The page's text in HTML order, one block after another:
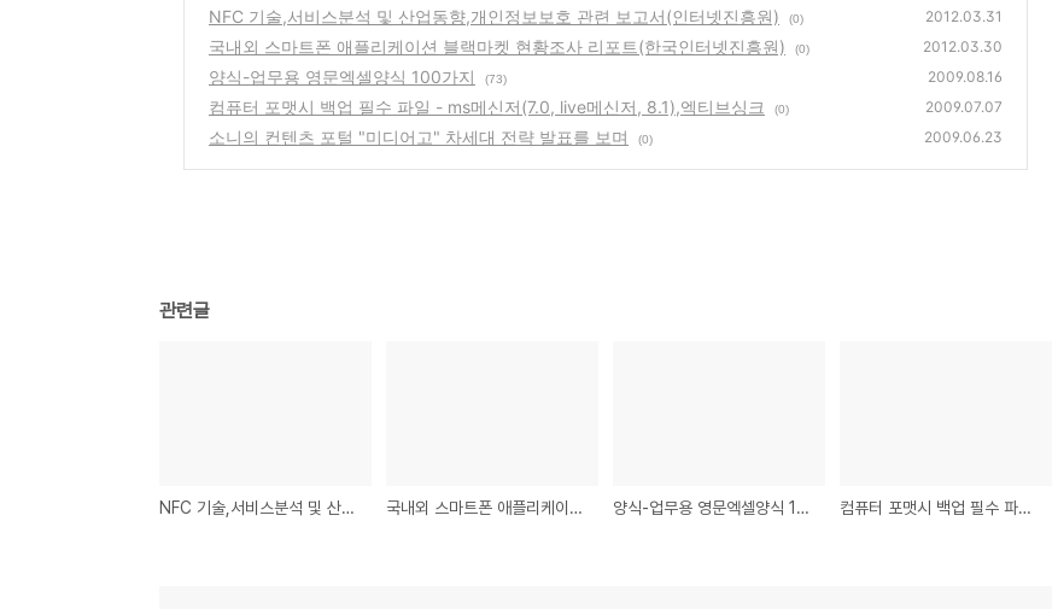
NFC 기술,서비스분석 및 산업동향,개인정보보호 관련 보고서(인터넷진흥원) (0) 2012.03.31
국내외 스마트폰 애플리케이션 블랙마켓 현황조사 리포트(한국인터넷진흥원) (0) 2012.03.30
양식-업무용 영문엑셀양식 100가지 (73) 2009.08.16
컴퓨터 포맷시 백업 필수 파일 - ms메신저(7.0, live메신저, 8.1),엑티브싱크 (0) 2009.07.07
소니의 컨텐츠 포털 "미디어고" 차세대 전략 발표를 보며 (0) 2009.06.23
관련글
NFC 기술,서비스분석 및 산업동향,개인정보보호 관련 보고서(인터넷진흥원) 국내외 스마트폰 애플리케이션 블랙마켓 현황조사 리포트(한국인터넷진흥원) 양식-업무용 영문엑셀양식 100가지 컴퓨터 포맷시 백업 필수 파일 - ms메신저(7.0, live메신저, 8.1),엑티브싱크